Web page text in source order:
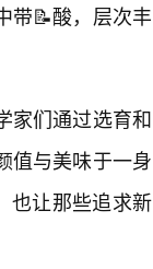
带📝酸，层次丰
家们通过选育和
值与美味于一身
也让那些追求新